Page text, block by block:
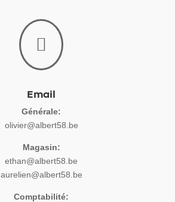

Email
Générale:
olivier@albert58.be
Magasin:
ethan@albert58.be
aurelien@albert58.be
Comptabilité: